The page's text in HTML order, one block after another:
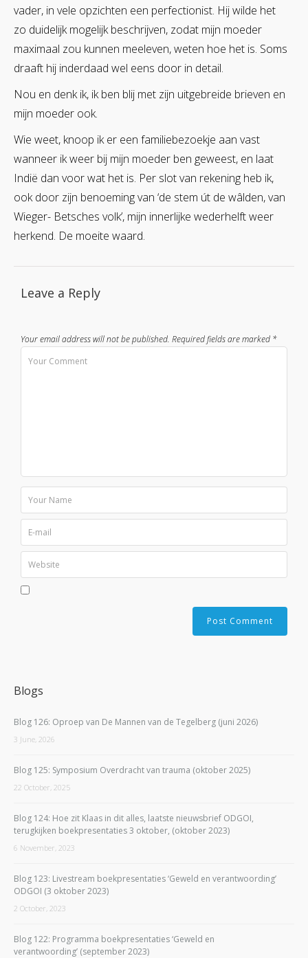
vader, in vele opzichten een perfectionist. Hij wilde het
zo duidelijk mogelijk beschrijven, zodat mijn moeder
maximaal zou kunnen meeleven, weten hoe het is. Soms
draaft hij inderdaad wel eens door in detail.
Nou en denk ik, ik ben blij met zijn uitgebreide brieven en
mijn moeder ook.
Wie weet, knoop ik er een familiebezoekje aan vast
wanneer ik weer bij mijn moeder ben geweest, en laat
Indië dan voor wat het is. Per slot van rekening heb ik,
ook door zijn benoeming van ‘de stem út de wâlden, van
Wieger- Betsches volk’, mijn innerlijke wederhelft weer
herkend. De moeite waard.
Leave a Reply
Your email address will not be published. Required fields are marked *
Blogs
Blog 126: Oproep van De Mannen van de Tegelberg (juni 2026)
3 June, 2026
Blog 125: Symposium Overdracht van trauma (oktober 2025)
22 October, 2025
Blog 124: Hoe zit Klaas in dit alles, laatste nieuwsbrief ODGOI,
terugkijken boekpresentaties 3 oktober, (oktober 2023)
6 November, 2023
Blog 123: Livestream boekpresentaties ‘Geweld en verantwoording’
ODGOI (3 oktober 2023)
2 October, 2023
Blog 122: Programma boekpresentaties ‘Geweld en
verantwoording’ (september 2023)